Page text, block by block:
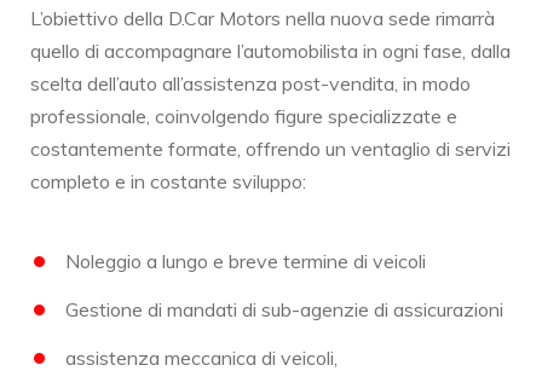
L’obiettivo della D.Car Motors nella nuova sede rimarrà
quello di accompagnare l’automobilista in ogni fase, dalla
scelta dell’auto all’assistenza post-vendita, in modo
professionale, coinvolgendo figure specializzate e
costantemente formate, offrendo un ventaglio di servizi
completo e in costante sviluppo:
Noleggio a lungo e breve termine di veicoli
Gestione di mandati di sub-agenzie di assicurazioni
assistenza meccanica di veicoli,